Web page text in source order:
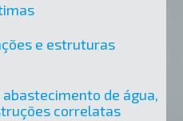
e estruturas
de água,
correlatas